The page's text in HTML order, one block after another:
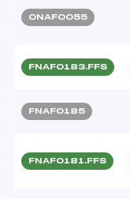
ONAF0055
FNAF0183.FFS
FNAF0185
FNAF0181.FFS